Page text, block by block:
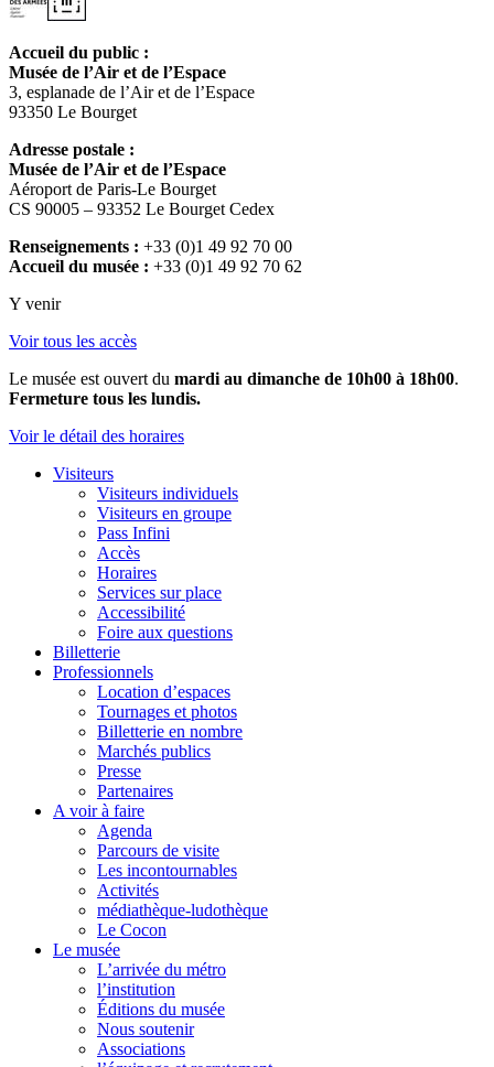
Accueil du public :
Musée de l’Air et de l’Espace
3, esplanade de l’Air et de l’Espace
93350 Le Bourget
Adresse postale :
Musée de l’Air et de l’Espace
Aéroport de Paris-Le Bourget
CS 90005 – 93352 Le Bourget Cedex
Renseignements : +33 (0)1 49 92 70 00
Accueil du musée : +33 (0)1 49 92 70 62
Y venir
Voir tous les accès
Le musée est ouvert du mardi au dimanche de 10h00 à 18h00.
Fermeture tous les lundis.
Voir le détail des horaires
Visiteurs
Visiteurs individuels
Visiteurs en groupe
Pass Infini
Accès
Horaires
Services sur place
Accessibilité
Foire aux questions
Billetterie
Professionnels
Location d’espaces
Tournages et photos
Billetterie en nombre
Marchés publics
Presse
Partenaires
A voir à faire
Agenda
Parcours de visite
Les incontournables
Activités
médiathèque-ludothèque
Le Cocon
Le musée
L’arrivée du métro
l’institution
Éditions du musée
Nous soutenir
Associations